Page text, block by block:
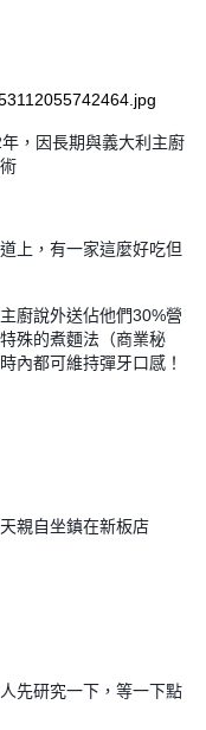
年，因長期與義大利主廚
上，有一家這麼好吃但
廚說外送佔他們30%營
殊的煮麵法（商業秘
內都可維持彈牙口感！
親自坐鎮在新板店
先研究一下，等一下點